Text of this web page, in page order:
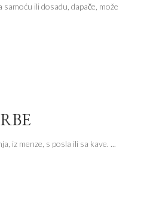
ili dosadu, dapače, može
iz menze, s posla ili sa kave. ...